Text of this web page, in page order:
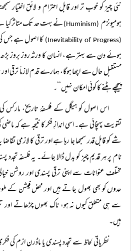
نئی چیز کو خوب تر اور قابل احترام و لائق
ہومیونزم (Huminism) نے بہت حد تک متاثر کیا ہے
(Inevitability of Progress)
کا اصول ہے جس
ہوئے دن سے بہتر ہے، انسان کا ورثہ روز بروز
مستقبل حال سے اچھا ہوگا، ہمارے قدم لازماً
پیچھے ہٹنے کا کوئی امکان نہیں‘‘۔
اس اصول کو ہیگل کے فلسفۂ تاریخ، مارکس
تقویت پہنچائی ہے۔ اسی اندازِ فکر کا نتیجہ ہے کہ ماضی
شے کو قابل قدر سمجھا جا رہا ہے اور ترقی کا لازمی
نام پر ہر قدیم چیز کو بدل ڈالا جائے۔ یہ فلسفہ
مختلف عنوانات سے اپنی ترقی پسندی اور روشن
حدوں کو بھی بھول جاتے ہیں اور محض فیشن کے طور
سے ہی متعلق کیوں نہ ہو، ناک بھوں چڑھاتے اور
ہیں۔
نظریاتی لحاظ سے تجدد پسندی یا ماڈرن ازم